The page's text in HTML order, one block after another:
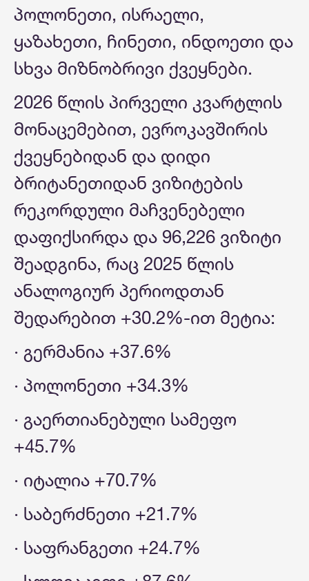
პოლონეთი, ისრაელი,
ყაზახეთი, ჩინეთი, ინდოეთი და
სხვა მიზნობრივი ქვეყნები.
2026 წლის პირველი კვარტლის
მონაცემებით, ევროკავშირის
ქვეყნებიდან და დიდი
ბრიტანეთიდან ვიზიტების
რეკორდული მაჩვენებელი
დაფიქსირდა და 96,226 ვიზიტი
შეადგინა, რაც 2025 წლის
ანალოგიურ პერიოდთან
შედარებით +30.2%-ით მეტია:
· გერმანია +37.6%
· პოლონეთი +34.3%
· გაერთიანებული სამეფო
+45.7%
· იტალია +70.7%
· საბერძნეთი +21.7%
· საფრანგეთი +24.7%